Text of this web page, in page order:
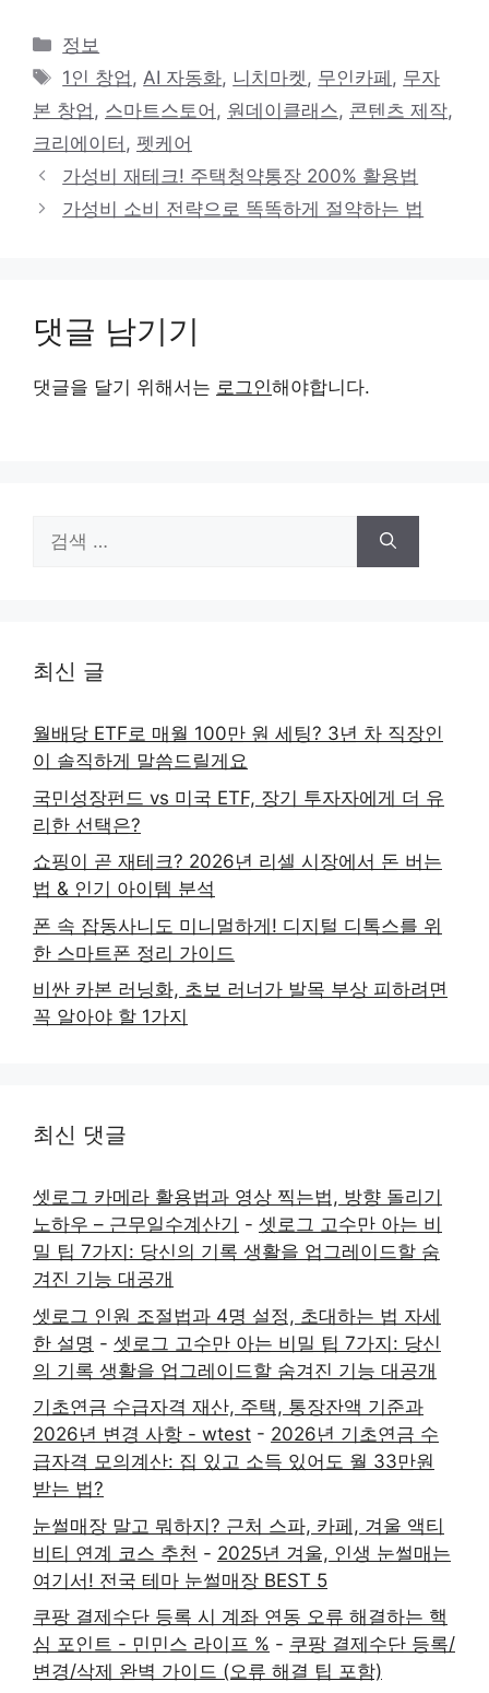
카
테
리
정보
태
그
1인 창업 , AI 자동화, 니치마켓 , 무인카페 , 무자
본 창업 , 스마트스토어 , 원데이클래스, 콘텐츠 제작,
크리에이터 , 펫케어
가성비 재테크! 주택청약통장 200% 활용법
가성비 소비 전략으로 똑똑하게 절약하는 법
댓글 남기기
댓글을 달기 위해서는 로그인해야합니다.
색:
최신 글
월배당 ETF로 매월 100만 원 세팅? 3년 차 직장인
이 솔직하게 말씀드릴게요
국민성장펀드 vs 미국 ETF, 장기 투자자에게 더 유
리한 선택은?
쇼핑이 곧 재테크? 2026년 리셀 시장에서 돈 버는
법 & 인기 아이템 분석
폰 속 잡동사니도 미니멀하게! 디지털 디톡스를 위
한 스마트폰 정리 가이드
비싼 카본 러닝화, 초보 러너가 발목 부상 피하려면
꼭 알아야 할 1가지
최신 댓글
셋로그 카메라 활용법과 영상 찍는법, 방향 돌리기
노하우 – 근무일수계산기 - 셋로그 고수만 아는 비
밀 팁 7가지: 당신의 기록 생활을 업그레이드할 숨
겨진 기능 대공개
셋로그 인원 조절법과 4명 설정, 초대하는 법 자세
한 설명 - 셋로그 고수만 아는 비밀 팁 7가지: 당신
의 기록 생활을 업그레이드할 숨겨진 기능 대공개
기초연금 수급자격 재산, 주택, 통장잔액 기준과
2026년 변경 사항 - wtest - 2026년 기초연금 수
급자격 모의계산: 집 있고 소득 있어도 월 33만원
받는 법?
눈썰매장 말고 뭐하지? 근처 스파, 카페, 겨울 액티
비티 연계 코스 추천 - 2025년 겨울, 인생 눈썰매는
여기서! 전국 테마 눈썰매장 BEST 5
쿠팡 결제수단 등록 시 계좌 연동 오류 해결하는 핵
심 포인트 - 민민스 라이프 % - 쿠팡 결제수단 등록/
변경/삭제 완벽 가이드 (오류 해결 팁 포함)